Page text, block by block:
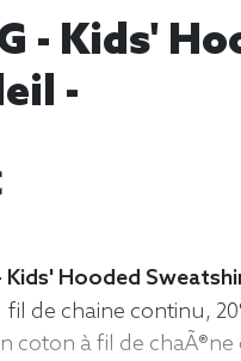
- Kids'
-
Kids' Hooded
de chaine continu,
coton à fil de